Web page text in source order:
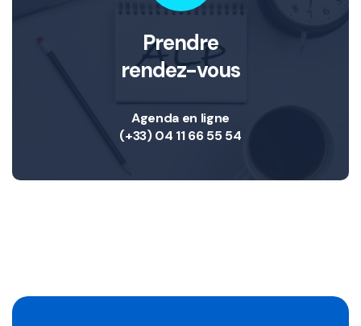
Prendre
rendez-vous
Agenda en ligne
(+33) 04 11 66 55 54